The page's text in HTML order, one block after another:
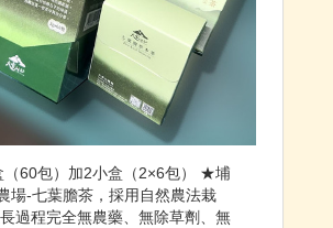
60包）加2小盒（2×6包） ★埔
場-七葉膽茶，採用自然農法栽
過程完全無農藥、無除草劑、無